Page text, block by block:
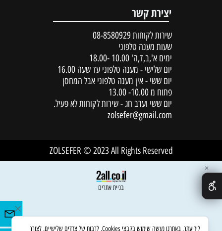
יצירת קשר
שירות לקוחות 08-8580929
שעות מענה טלפוני
ימים א',ב,ד,ה' 10.00 -18.00
יום שלישי - מענה טלפוני עד שעה 16.00
יום ששי - אין מענה טלפוני אבל המחסן
פתוח מ 10.00- 13.00
יום ששי וערב חג - שירות לקוחות לא פעיל.
zolsefer@gmail.com
ZOLSEFER © 2023 All Rights Reserved
בניית אתרים
✕
לידיעתך, באתרנו נעשה שימוש בקבצי Cookies, לרבות של צדדים שלישיים, לצורך